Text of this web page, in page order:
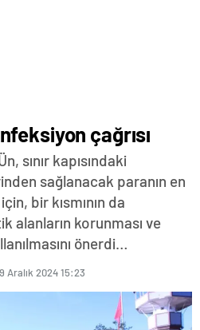
çağrısı
sınır kapısındaki
sağlanacak paranın en
bir kısmının da
alanların korunması ve
önerdi…
Aralık 2024 15:23